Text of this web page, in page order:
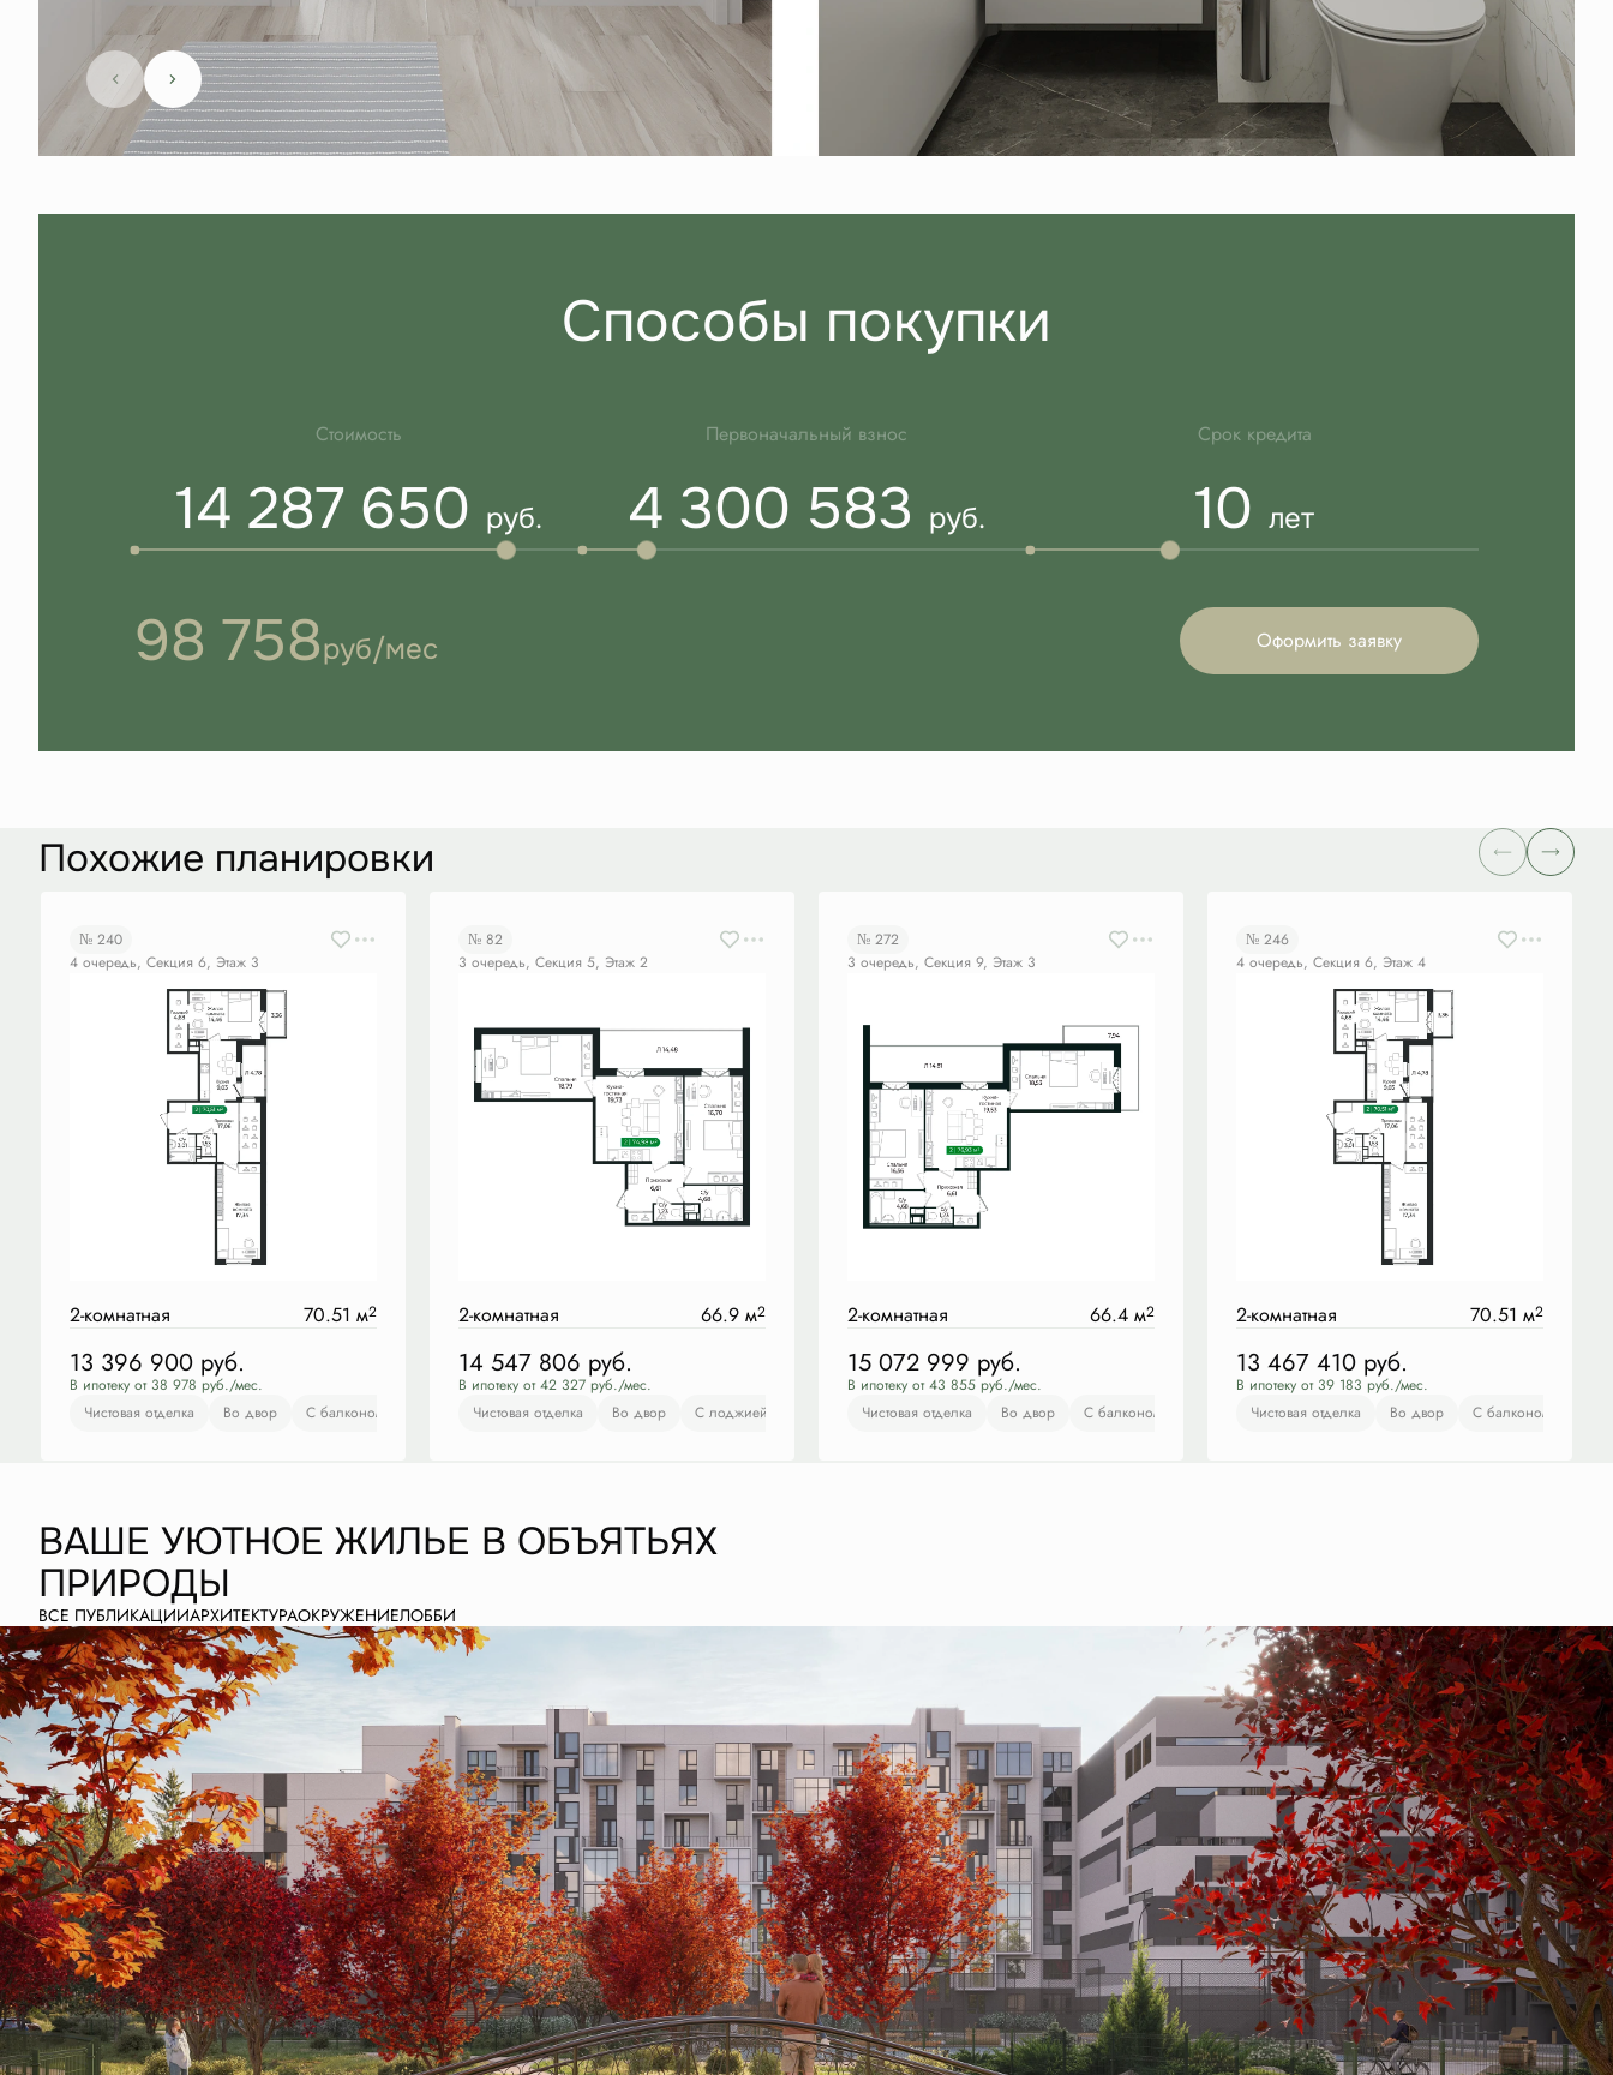
Способы покупки
Стоимость
14 287 650 руб.
Первоначальный взнос
4 300 583 руб.
Срок кредита
10лет
98 758руб/мес Оформить заявку
Похожие планировки
№ 240
4 очередь, Секция 6, Этаж 3
2-комнатная 70.51 м2
13 396 900 руб.
В ипотеку от 38 978 руб./мес.
Чистовая отделка
Во двор С балконом С лоджией Чистовая отделка Во двор С балконом С лоджией
№ 82
3 очередь, Секция 5, Этаж 2
2-комнатная 66.9 м2
14 547 806 руб.
В ипотеку от 42 327 руб./мес.
Чистовая отделка
Во двор С лоджией Европланировка Чистовая отделка Во двор Европланировка
№ 272
3 очередь, Секция 9, Этаж 3
2-комнатная 66.4 м2
15 072 999 руб.
В ипотеку от 43 855 руб./мес.
Чистовая отделка
Во двор С балконом С лоджией Европланировка Чистовая отделка
№ 246
4 очередь, Секция 6, Этаж 4
2-комнатная 70.51 м2
13 467 410 руб.
В ипотеку от 39 183 руб./мес.
Чистовая отделка
Во двор С балконом
ВАШЕ УЮТНОЕ ЖИЛЬЕ В ОБЪЯТЬЯХ
ПРИРОДЫ
ВСЕ ПУБЛИКАЦИИАРХИТЕКТУРАОКРУЖЕНИЕЛОББИ